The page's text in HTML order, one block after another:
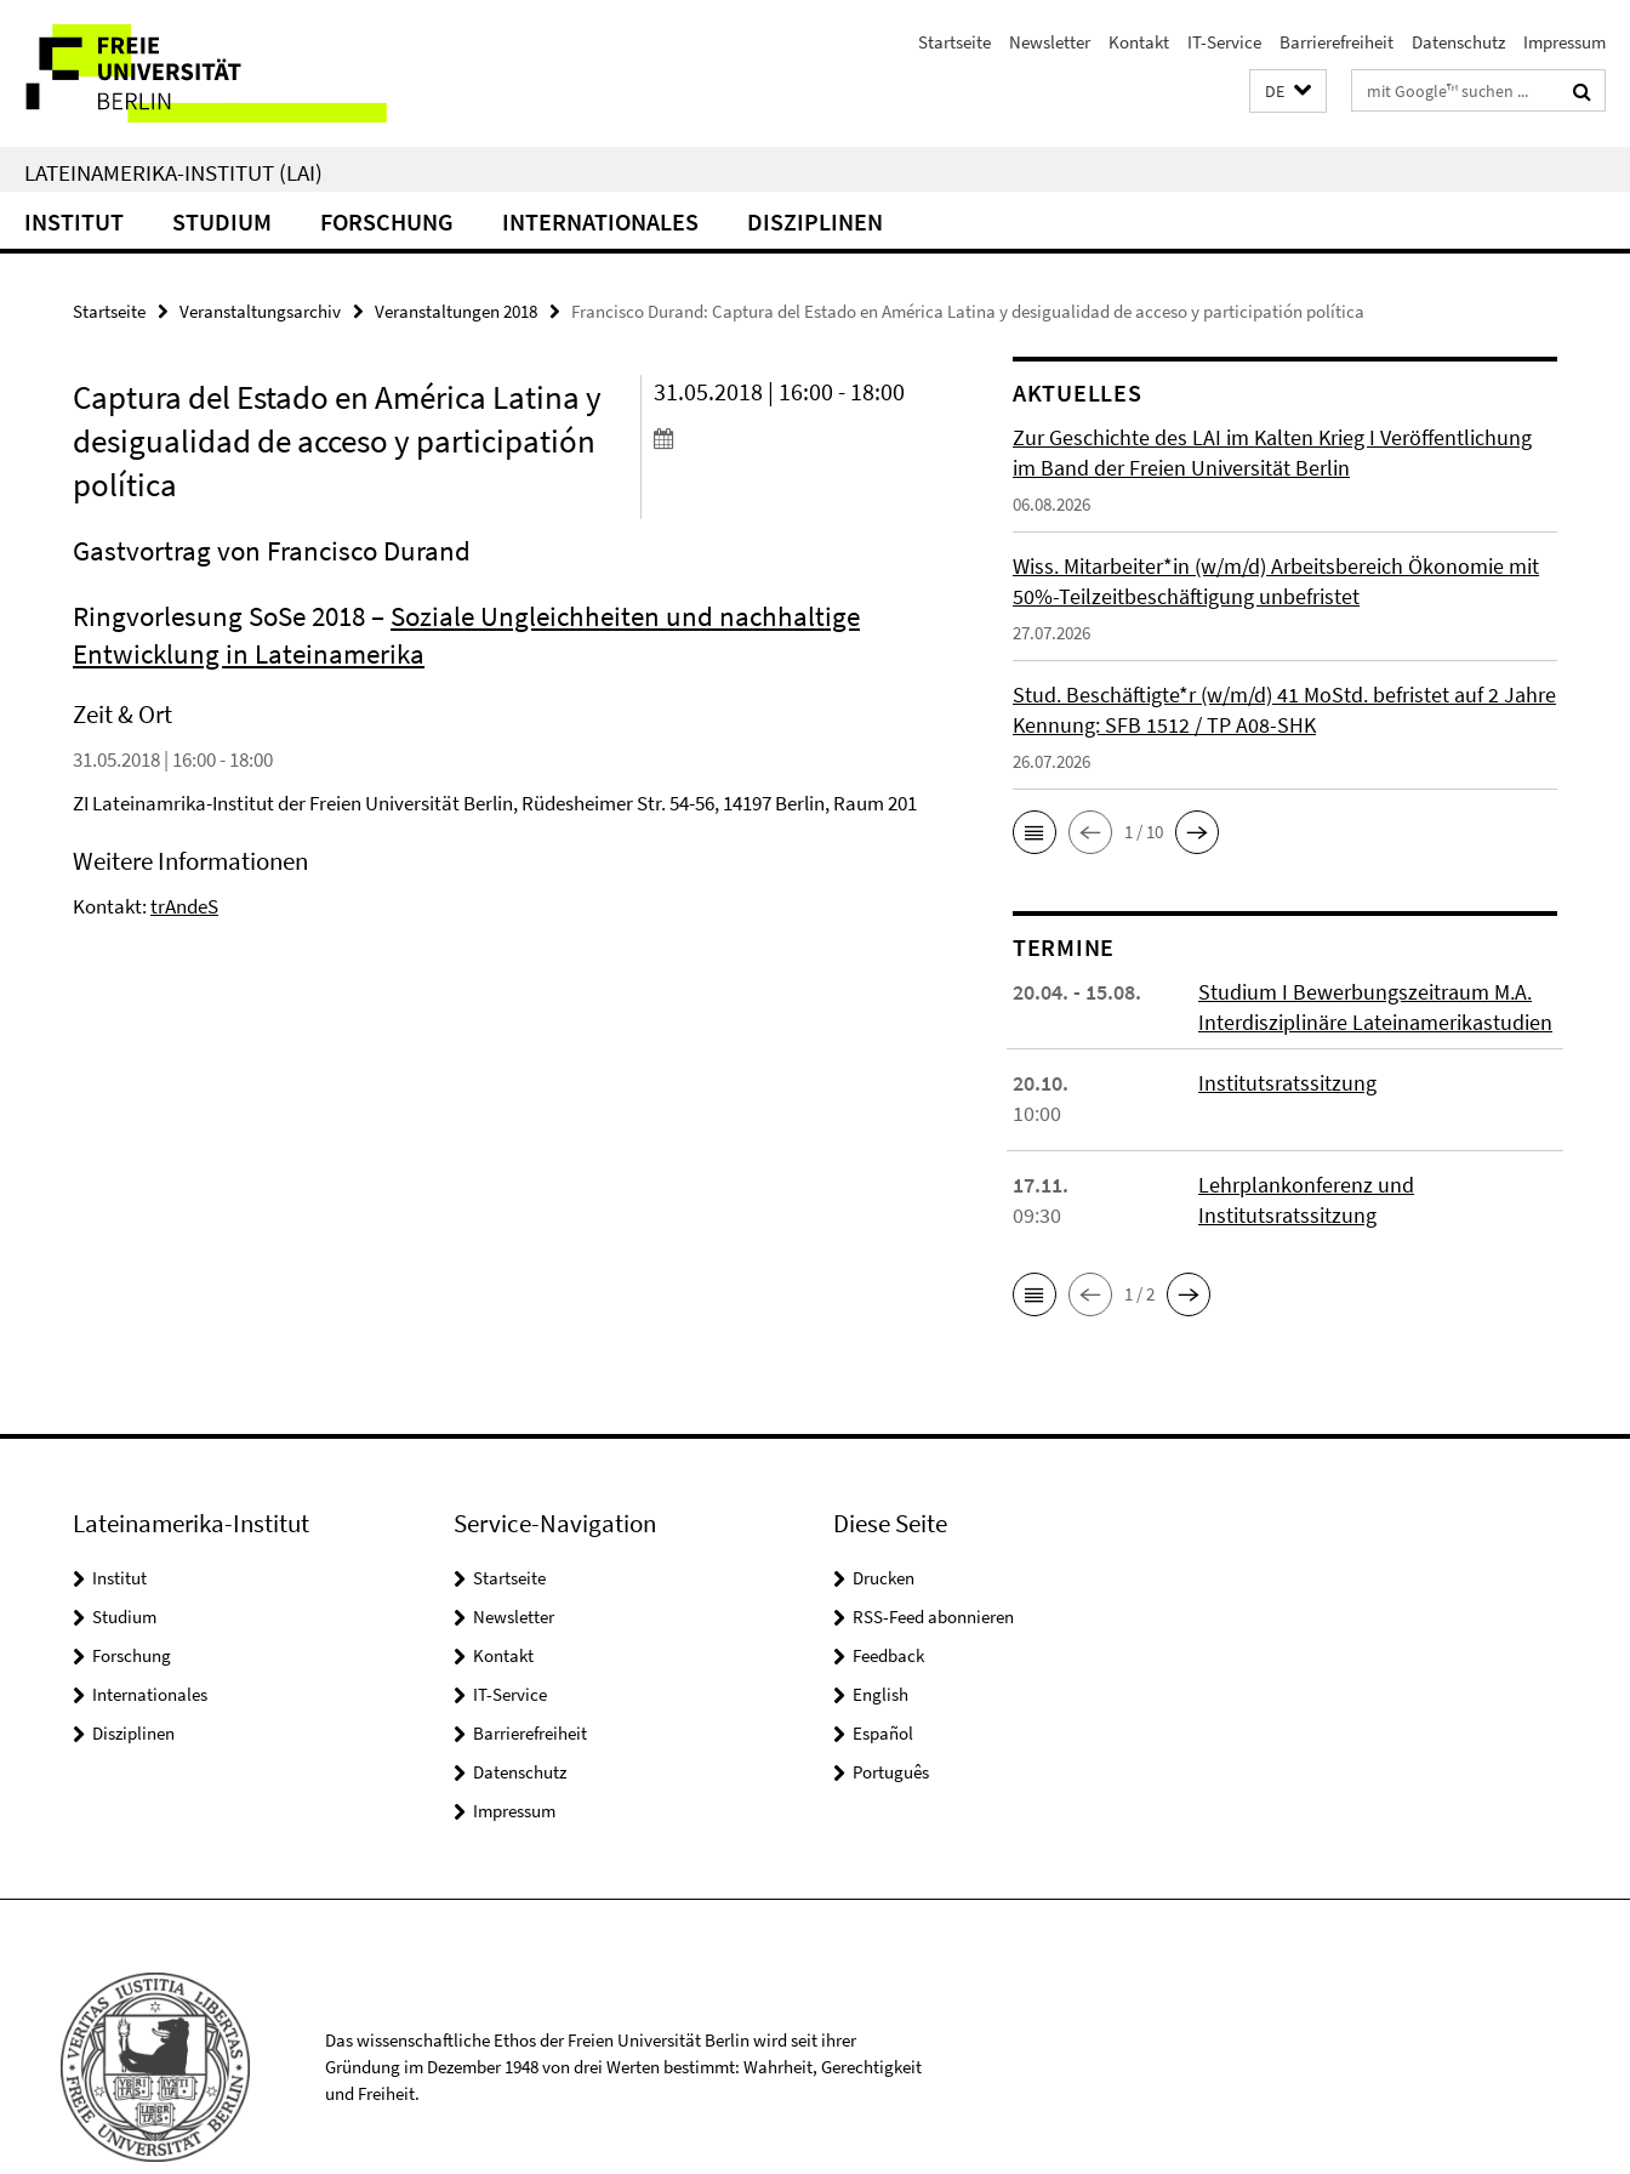
direkt
Inhalt
Service-
Navigation
Startseite Newsletter Kontakt IT-Service Barrierefreiheit Datenschutz Impressum
DE Suchbegriffe
LATEINAMERIKA-INSTITUT (LAI)
INSTITUT STUDIUM FORSCHUNG INTERNATIONALES DISZIPLINEN
Startseite Veranstaltungsarchiv Veranstaltungen 2018 Francisco Durand: Captura del Estado en América Latina y desigualidad de acceso y participatión política
Captura del Estado en América Latina y
desigualidad de acceso y participatión
política
31.05.2018 | 16:00 - 18:00
Gastvortrag von Francisco Durand
Ringvorlesung SoSe 2018 – Soziale Ungleichheiten und nachhaltige
Entwicklung in Lateinamerika
Zeit & Ort
31.05.2018 | 16:00 - 18:00
ZI Lateinamrika-Institut der Freien Universität Berlin, Rüdesheimer Str. 54-56, 14197 Berlin, Raum 201
Weitere Informationen
Kontakt:trAndeS
AKTUELLES
Zur Geschichte des LAI im Kalten Krieg I Veröffentlichung
im Band der Freien Universität Berlin
06.08.2026
Wiss. Mitarbeiter*in (w/m/d) Arbeitsbereich Ökonomie mit
50%-Teilzeitbeschäftigung unbefristet
27.07.2026
Stud. Beschäftigte*r (w/m/d) 41 MoStd. befristet auf 2 Jahre
Kennung: SFB 1512 / TP A08-SHK
26.07.2026
1 / 10
TERMINE
20.04. - 15.08.
Studium I Bewerbungszeitraum M.A.
Interdisziplinäre Lateinamerikastudien
20.10.
10:00
Institutsratssitzung
17.11.
09:30
Lehrplankonferenz und
Institutsratssitzung
1 / 2
Lateinamerika-Institut
Institut
Studium
Forschung
Internationales
Disziplinen
Service-Navigation
Startseite
Newsletter
Kontakt
IT-Service
Barrierefreiheit
Datenschutz
Impressum
Diese Seite
Drucken
RSS-Feed abonnieren
Feedback
English
Español
Português
Das wissenschaftliche Ethos der Freien Universität Berlin wird seit ihrer
Gründung im Dezember 1948 von drei Werten bestimmt: Wahrheit, Gerechtigkeit
und Freiheit.